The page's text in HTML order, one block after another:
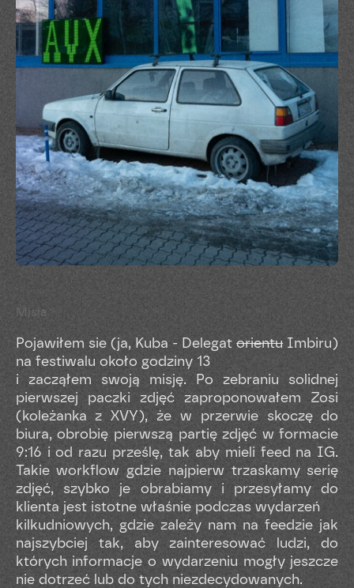
Misja
Pojawiłem sie (ja, Kuba - DelegatorientuImbiru)
na festiwalu około godziny 13
i zacząłem swoją misję. Po zebraniu solidnej
pierwszej paczki zdjęć zaproponowałem Zosi
(koleżanka z XVY), że w przerwie skoczę do
biura, obrobię pierwszą partię zdjęć w formacie
9:16 i od razu prześlę, tak aby mieli feed na IG.
Takie workflow gdzie najpierw trzaskamy serię
zdjęć, szybko je obrabiamy i przesyłamy do
klienta jest istotne właśnie podczas wydarzeń
kilkudniowych, gdzie zależy nam na feedzie jak
najszybciej tak, aby zainteresować ludzi, do
których informacje o wydarzeniu mogły jeszcze
nie dotrzeć lub do tych niezdecydowanych.